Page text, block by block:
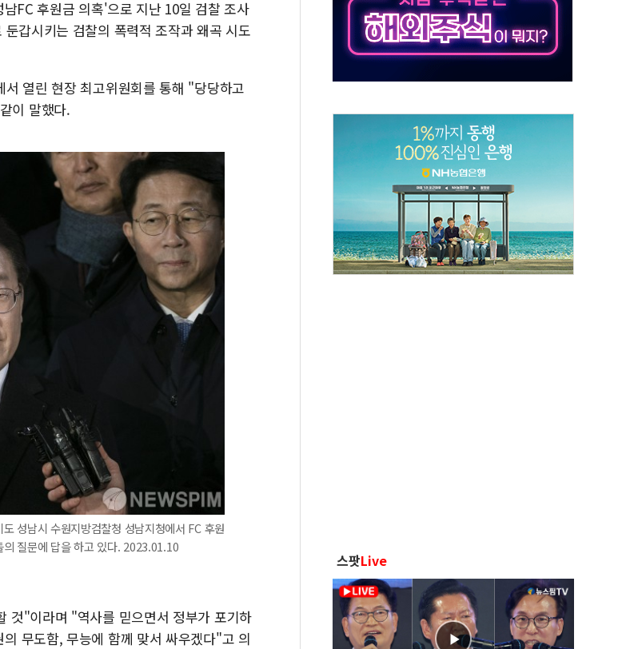
장동혁, 李 대통령에 "결혼 페널티 만든 건 이 정권…신생아 특례 대출까지 줄여"
정부, 독도 조사활동 日 항의에 "수용할 수 없다" 반박
김성회, 국민의힘에 "청년 결혼까지 정쟁 소재 삼아…청년 삶 가로막는 걸림돌"
FC 후원금 의혹'으로 지난 10일 검찰 조사
갑시키는 검찰의 폭력적 조작과 왜곡 시도
열린 현장 최고위원회를 통해 "당당하고
이 말했다.
성남시 수원지방검찰청 성남지청에서 FC 후원
의 질문에 답을 하고 있다. 2023.01.10
것"이라며 "역사를 믿으면서 정부가 포기하
무도함, 무능에 함께 맞서 싸우겠다"고 의
스팟Live